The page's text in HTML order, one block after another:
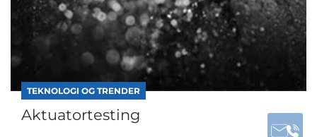
TEKNOLOGI OG TRENDER
Aktuatortesting